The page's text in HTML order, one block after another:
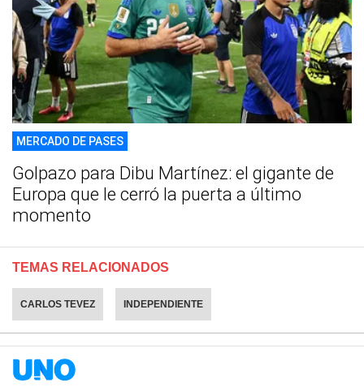
MERCADO DE PASES
Golpazo para Dibu Martínez: el gigante de
Europa que le cerró la puerta a último
momento
TEMAS RELACIONADOS
CARLOS TEVEZ INDEPENDIENTE